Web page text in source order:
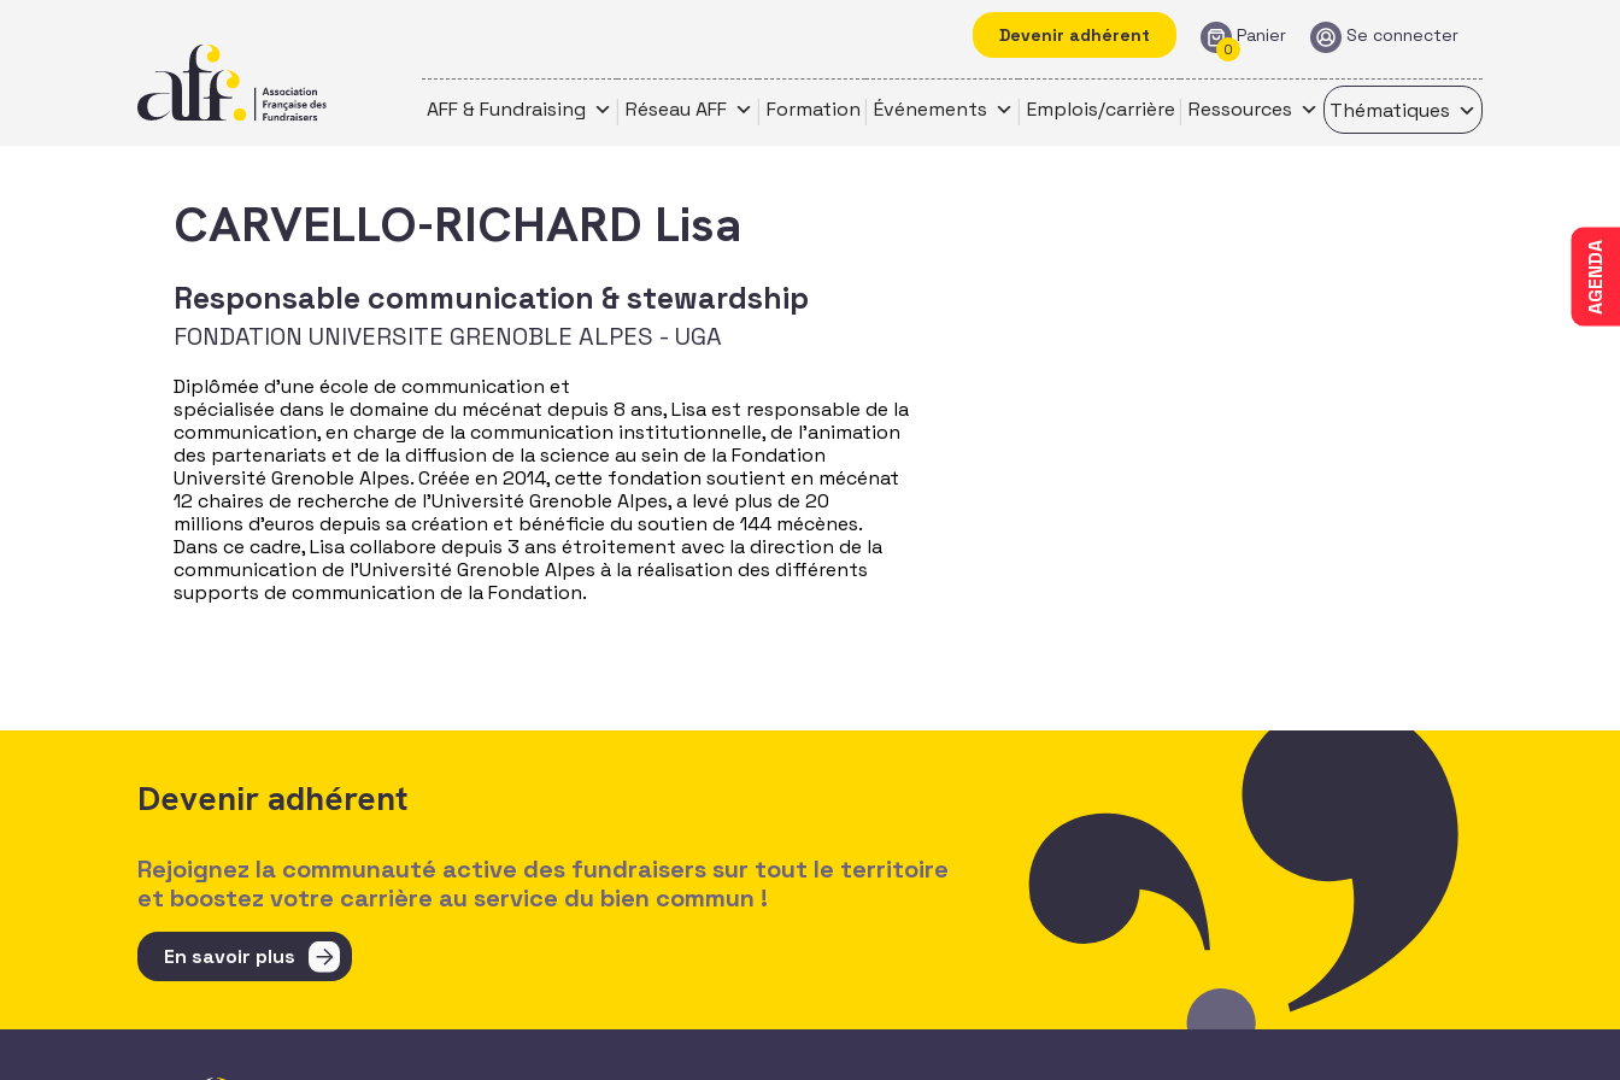
Devenir adhérent Panier
0
Se connecter
AFF & Fundraising Réseau AFF Formation Événements Emplois/carrière Ressources Thématiques
AGENDA
CARVELLO-RICHARD Lisa
Responsable communication & stewardship
FONDATION UNIVERSITE GRENOBLE ALPES - UGA
Diplômée d’une école de communication et
spécialisée dans le domaine du mécénat depuis 8 ans, Lisa est responsable de la
communication, en charge de la communication institutionnelle, de l’animation
des partenariats et de la diffusion de la science au sein de la Fondation
Université Grenoble Alpes. Créée en 2014, cette fondation soutient en mécénat
12 chaires de recherche de l’Université Grenoble Alpes, a levé plus de 20
millions d’euros depuis sa création et bénéficie du soutien de 144 mécènes.
Dans ce cadre, Lisa collabore depuis 3 ans étroitement avec la direction de la
communication de l’Université Grenoble Alpes à la réalisation des différents
supports de communication de la Fondation.
Devenir adhérent
Rejoignez la communauté active des fundraisers sur tout le territoire
et boostez votre carrière au service du bien commun !
En savoir plus